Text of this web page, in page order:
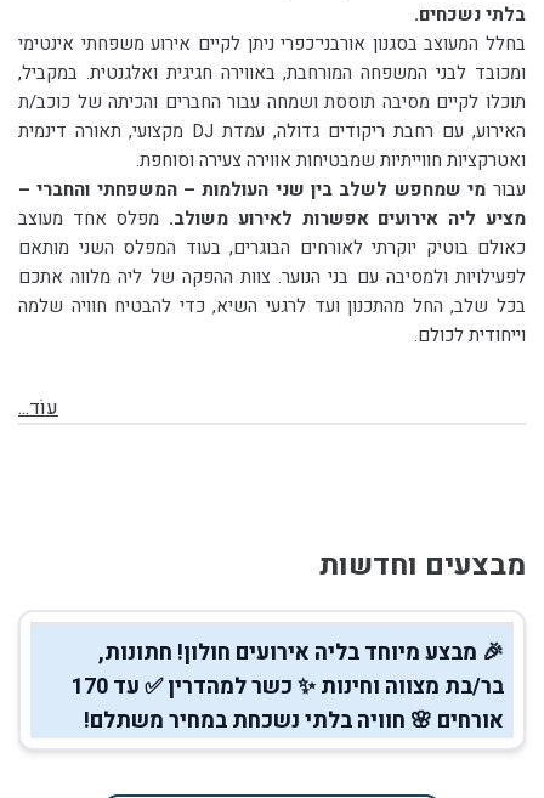
בלתי נשכחים.
בחלל המעוצב בסגנון אורבני־כפרי ניתן לקיים אירוע משפחתי אינטימי
ומכובד לבני המשפחה המורחבת, באווירה חגיגית ואלגנטית. במקביל,
תוכלו לקיים מסיבה תוססת ושמחה עבור החברים והכיתה של כוכב/ת
האירוע, עם רחבת ריקודים גדולה, עמדת DJ מקצועי, תאורה דינמית
ואטרקציות חווייתיות שמבטיחות אווירה צעירה וסוחפת.
עבור מי שמחפש לשלב בין שני העולמות – המשפחתי והחברי –
מציע ליה אירועים אפשרות לאירוע משולב. מפלס אחד מעוצב
כאולם בוטיק יוקרתי לאורחים הבוגרים, בעוד המפלס השני מותאם
לפעילויות ולמסיבה עם בני הנוער. צוות ההפקה של ליה מלווה אתכם
בכל שלב, החל מהתכנון ועד לרגעי השיא, כדי להבטיח חוויה שלמה
וייחודית לכולם.
עוֹד...
מבצעים וחדשות
🎉 מבצע מיוחד בליה אירועים חולון! חתונות,
בר/בת מצווה וחינות ✨ כשר למהדרין ✅ עד 170
אורחים 🌸 חוויה בלתי נשכחת במחיר משתלם!